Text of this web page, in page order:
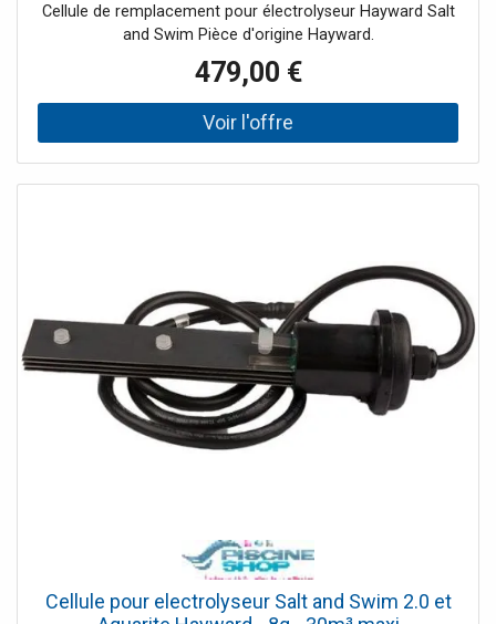
Cellule de remplacement pour électrolyseur Hayward Salt
and Swim Pièce d'origine Hayward.
479,00 €
Cellule pour electrolyseur Salt and Swim 2.0 et